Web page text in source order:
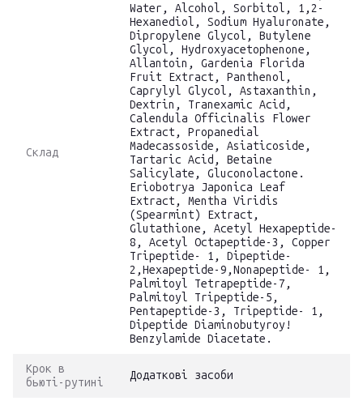
Склад
Water, Alcohol, Sorbitol, 1,2-
Hexanediol, Sodium Hyaluronate,
Dipropylene Glycol, Butylene
Glycol, Hydroxyacetophenone,
Allantoin, Gardenia Florida
Fruit Extract, Panthenol,
Caprylyl Glycol, Astaxanthin,
Dextrin, Tranexamic Acid,
Calendula Officinalis Flower
Extract, Propanedial
Madecassoside, Asiaticoside,
Tartaric Acid, Betaine
Salicylate, Gluconolactone.
Eriobotrya Japonica Leaf
Extract, Mentha Viridis
(Spearmint) Extract,
Glutathione, Acetyl Hexapeptide-
8, Acetyl Octapeptide-3, Copper
Tripeptide- 1, Dipeptide-
2,Hexapeptide-9,Nonapeptide- 1,
Palmitoyl Tetrapeptide-7,
Palmitoyl Tripeptide-5,
Pentapeptide-3, Tripeptide- 1,
Dipeptide Diaminobutyroy!
Benzylamide Diacetate.
Крок в
бьюті-рутині
Додаткові засоби